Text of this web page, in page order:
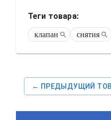
Теги товара:
клапан снятия
← ПРЕДЫДУЩИЙ